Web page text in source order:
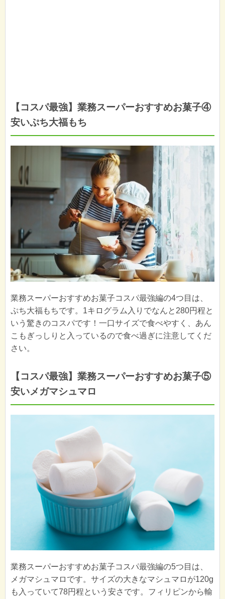
【コスパ最強】業務スーパーおすすめお菓子④
安いぷち大福もち
業務スーパーおすすめお菓子コスパ最強編の4つ目は、
ぷち大福もちです。1キログラム入りでなんと280円程と
いう驚きのコスパです！一口サイズで食べやすく、あん
こもぎっしりと入っているので食べ過ぎに注意してくだ
さい。
【コスパ最強】業務スーパーおすすめお菓子⑤
安いメガマシュマロ
業務スーパーおすすめお菓子コスパ最強編の5つ目は、
メガマシュマロです。サイズの大きなマシュマロが120g
も入っていて78円程という安さです。フィリピンから輸